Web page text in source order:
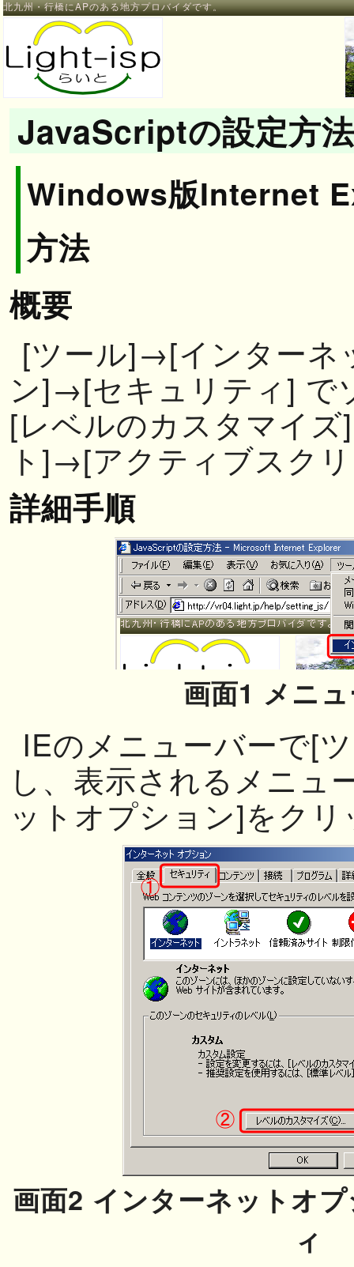
北九州・行橋にAPのある地方プロバイダです。
JavaScriptの設定方
Windows版Internet
方法
概要
[ツール]→[インターネ
ン]→[セキュリティ] で
[レベルのカスタマイ
ト]→[アクティブスク
詳細手順
画面1 メニ
IEのメニューバーで[
し、表示されるメニュ
ットオプション]をク
画面2 インターネットオ
ィ